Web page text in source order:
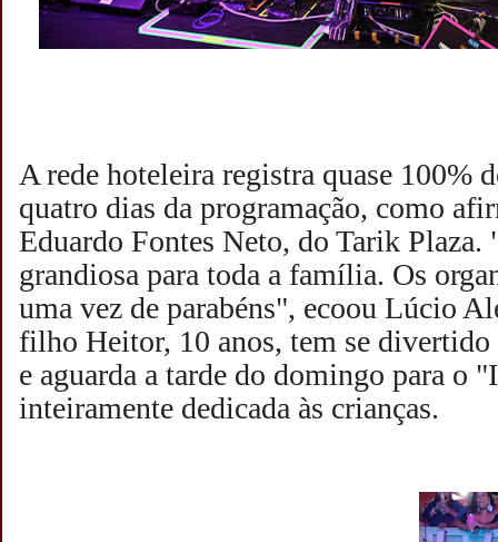
A rede hoteleira registra quase 100%
quatro dias da programação, como
Eduardo Fontes Neto, do Tarik Plaza.
grandiosa para toda a família. Os
uma vez de parabéns", ecoou Lúcio
filho Heitor, 10 anos, tem se
e aguarda a tarde do domingo para o
inteiramente dedicada às crianças.